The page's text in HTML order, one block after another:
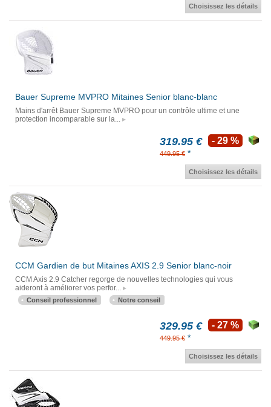
Choisissez les détails
Bauer Supreme MVPRO Mitaines Senior blanc-blanc
Mains d'arrêt Bauer Supreme MVPRO pour un contrôle ultime et une
protection incomparable sur la...
319.95 €
449.95 € *
- 29 %
Choisissez les détails
CCM Gardien de but Mitaines AXIS 2.9 Senior blanc-noir
CCM Axis 2.9 Catcher regorge de nouvelles technologies qui vous
aideront à améliorer vos perfor...
Conseil professionnel Notre conseil
329.95 €
449.95 € *
- 27 %
Choisissez les détails